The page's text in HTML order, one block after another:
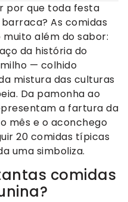
por que toda festa
As comidas
além do sabor:
da história do
— colhido
mistura das culturas
Da pamonha ao
a fartura da
mês e o aconchego
20 comidas típicas
uma simboliza.
comidas